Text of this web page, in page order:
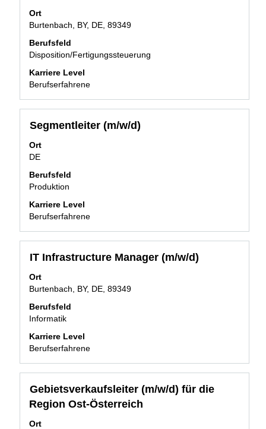
Ort
Burtenbach, BY, DE, 89349
Berufsfeld
Disposition/Fertigungssteuerung
Karriere Level
Berufserfahrene
Leertaste,
um
Stelleninformationen
vollständig
anzuzeigen.
Stellenbezeichnung
Segmentleiter (m/w/d)
Ort
DE
Berufsfeld
Produktion
Karriere Level
Berufserfahrene
Drücken
die
Leertaste,
um
die
vollständig
anzuzeigen.
Stellenbezeichnung
IT Infrastructure Manager (m/w/d)
Ort
Burtenbach, BY, DE, 89349
Berufsfeld
Informatik
Karriere Level
Berufserfahrene
Drücken
die
Leertaste,
um
die
vollständig
anzuzeigen.
Stellenbezeichnung
Gebietsverkaufsleiter (m/w/d) für die
Region Ost-Österreich
Ort
Drücken
Sie
Leertaste,